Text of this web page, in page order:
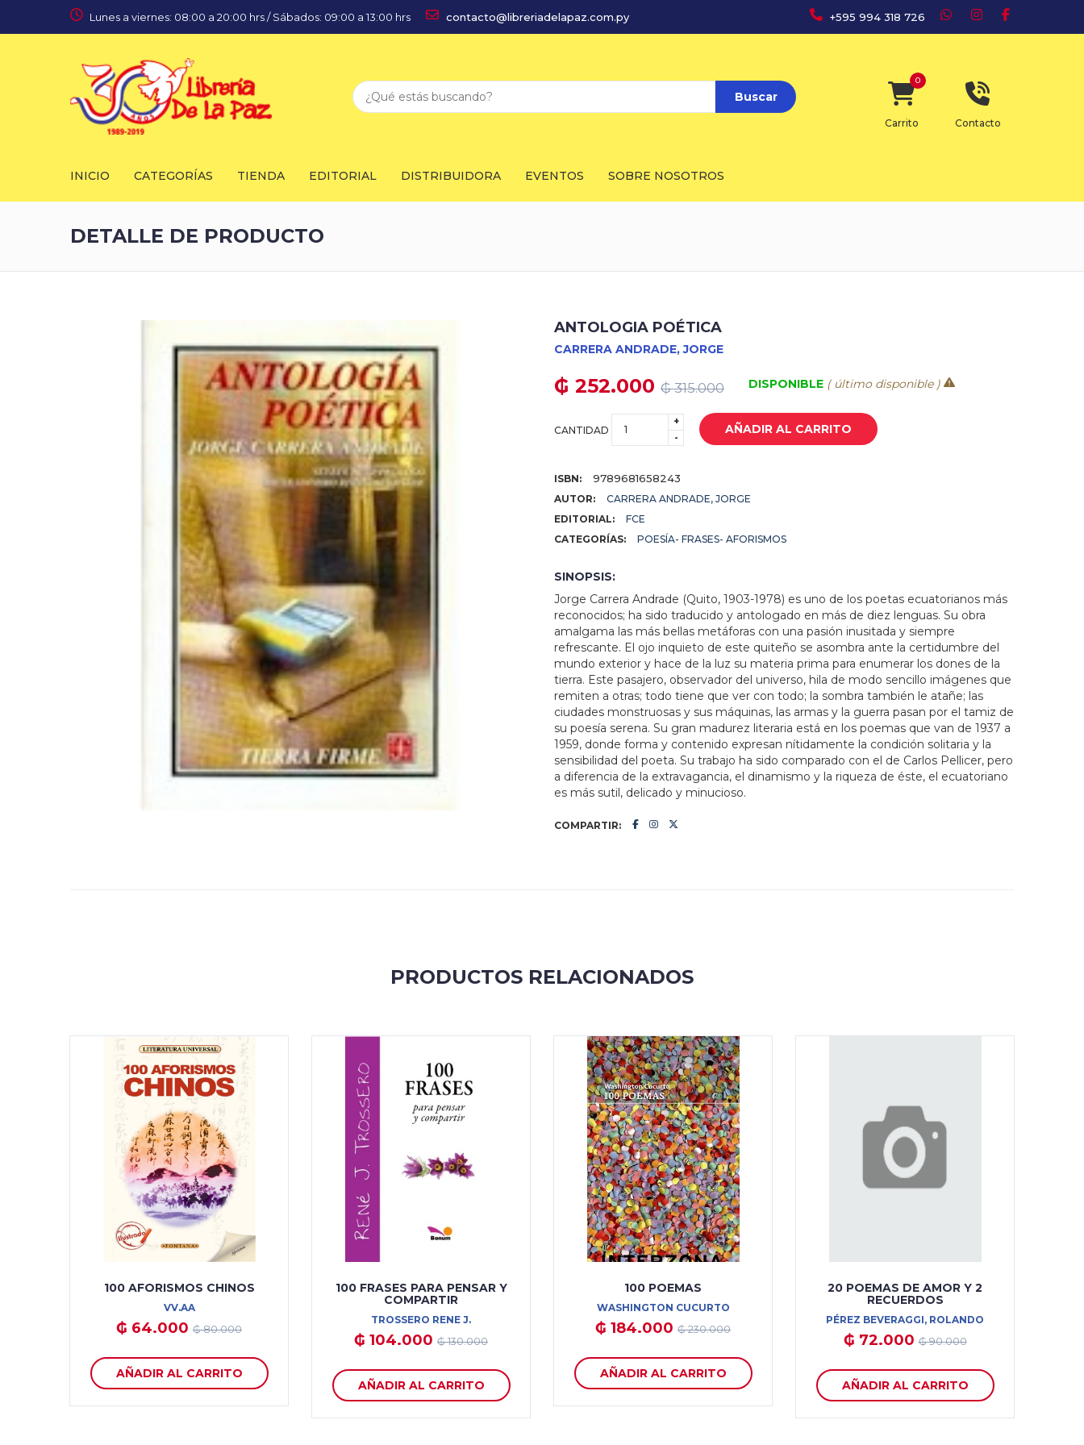
Lunes a viernes: 08:00 a 20:00 hrs / Sábados: 09:00 a 13:00 hrs contacto@libreriadelapaz.com.py +595 994 318 726
Buscar
Carrito
0
Contacto
INICIO CATEGORÍAS TIENDA EDITORIAL DISTRIBUIDORA EVENTOS SOBRE NOSOTROS
DETALLE DE PRODUCTO
ANTOLOGIA POÉTICA
CARRERA ANDRADE, JORGE
₲ 252.000 ₲ 315.000 DISPONIBLE ( último disponible )
CANTIDAD
+
-
AÑADIR AL CARRITO
ISBN: 9789681658243
AUTOR:
CARRERA ANDRADE, JORGE
EDITORIAL:
FCE
CATEGORÍAS:
POESÍA- FRASES- AFORISMOS
SINOPSIS:
Jorge Carrera Andrade (Quito, 1903-1978) es uno de los poetas ecuatorianos más
reconocidos; ha sido traducido y antologado en más de diez lenguas. Su obra
amalgama las más bellas metáforas con una pasión inusitada y siempre
refrescante. El ojo inquieto de este quiteño se asombra ante la certidumbre del
mundo exterior y hace de la luz su materia prima para enumerar los dones de la
tierra. Este pasajero, observador del universo, hila de modo sencillo imágenes que
remiten a otras; todo tiene que ver con todo; la sombra también le atañe; las
ciudades monstruosas y sus máquinas, las armas y la guerra pasan por el tamiz de
su poesía serena. Su gran madurez literaria está en los poemas que van de 1937 a
1959, donde forma y contenido expresan nítidamente la condición solitaria y la
sensibilidad del poeta. Su trabajo ha sido comparado con el de Carlos Pellicer, pero
a diferencia de la extravagancia, el dinamismo y la riqueza de éste, el ecuatoriano
es más sutil, delicado y minucioso.
COMPARTIR:
PRODUCTOS RELACIONADOS
100 AFORISMOS CHINOS
VV.AA
₲ 64.000 ₲ 80.000
AÑADIR AL CARRITO
100 FRASES PARA PENSAR Y
COMPARTIR
TROSSERO RENE J.
₲ 104.000 ₲ 130.000
AÑADIR AL CARRITO
100 POEMAS
WASHINGTON CUCURTO
₲ 184.000 ₲ 230.000
AÑADIR AL CARRITO
20 POEMAS DE AMOR Y 2
RECUERDOS
PÉREZ BEVERAGGI, ROLANDO
₲ 72.000₲ 90.000
AÑADIR AL CARRITO